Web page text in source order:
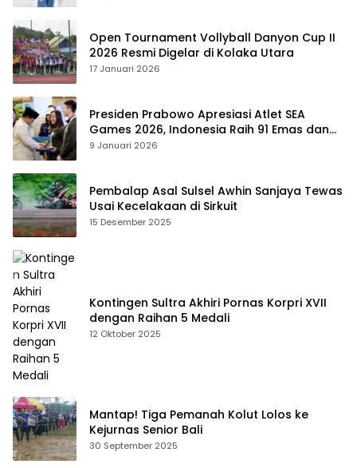
Open Tournament Vollyball Danyon Cup II
2026 Resmi Digelar di Kolaka Utara
17 Januari 2026
Presiden Prabowo Apresiasi Atlet SEA
Games 2026, Indonesia Raih 91 Emas dan
Kembali ke Dua Besar
9 Januari 2026
Pembalap Asal Sulsel Awhin Sanjaya Tewas
Usai Kecelakaan di Sirkuit
15 Desember 2025
Kontingen Sultra Akhiri Pornas Korpri XVII
dengan Raihan 5 Medali
12 Oktober 2025
Mantap! Tiga Pemanah Kolut Lolos ke
Kejurnas Senior Bali
30 September 2025